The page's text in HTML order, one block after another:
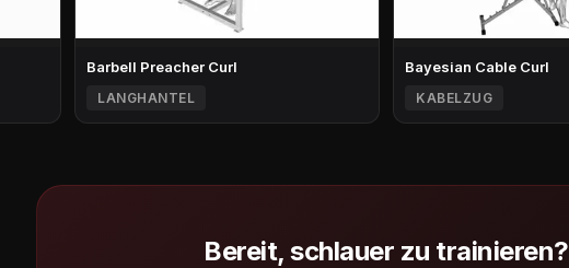
Barbell Preacher Curl
LANGHANTEL
Bayesian Cable Curl
KABELZUG
Bereit, schlauer zu trainieren?